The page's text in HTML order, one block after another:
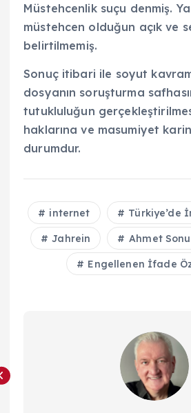
Müstehcenlik suçu denmiş.
müstehcen olduğun açık ve
belirtilmemiş.
Sonuç itibari ile soyut
dosyanın soruşturma
tutukluluğun
haklarına ve masumiyet
durumdur.
internet Türkiye’de
Jahrein Ahmet
Engellenen İfade